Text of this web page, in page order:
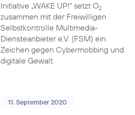
Initiative „WAKE UP!“ setzt O2
zusammen mit der Freiwilligen
Selbstkontrolle Multimedia-
Diensteanbieter e.V. (FSM) ein
Zeichen gegen Cybermobbing und
digitale Gewalt.
11. September 2020